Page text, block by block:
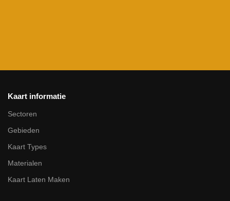
Kaart informatie
Sectoren
Gebieden
Kaart Types
Materialen
Kaart Laten Maken